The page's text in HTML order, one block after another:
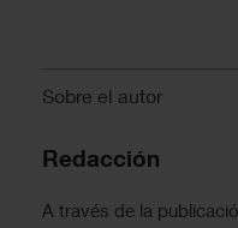
Sobre el autor
Redacción
A través de la